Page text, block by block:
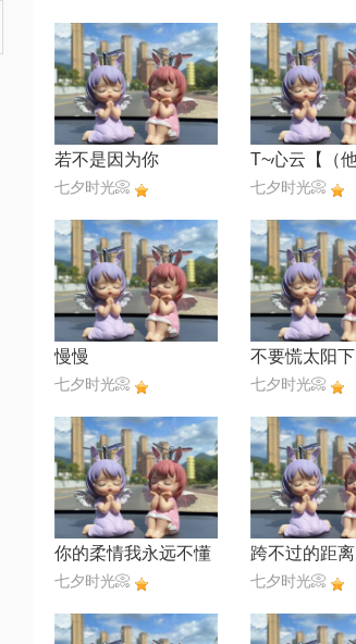
若不是因为你
七夕时光📀 七夕时光📀
慢慢
七夕时光📀 七夕时光📀
你的柔情我永远不懂
七夕时光📀
跨不过的距离
七夕时光📀